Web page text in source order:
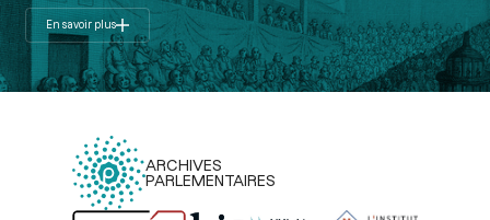
En savoir plus
ARCHIVES
PARLEMENTAIRES